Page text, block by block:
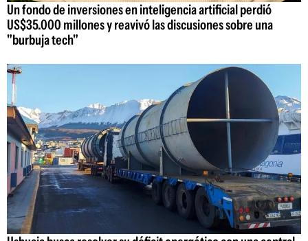
Un fondo de inversiones en inteligencia artificial perdió
US$35.000 millones y reavivó las discusiones sobre una
"burbuja tech"